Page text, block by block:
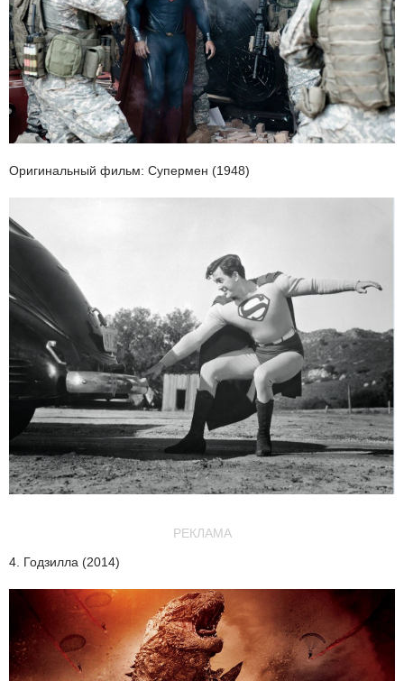
Оригинальный фильм: Супермен (1948)
РЕКЛАМА
4. Годзилла (2014)